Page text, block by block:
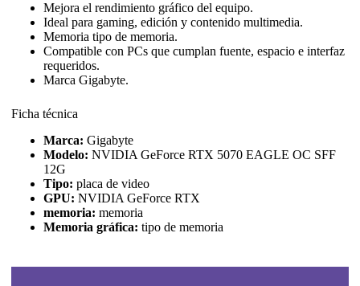
Mejora el rendimiento gráfico del equipo.
Ideal para gaming, edición y contenido multimedia.
Memoria tipo de memoria.
Compatible con PCs que cumplan fuente, espacio e interfaz
requeridos.
Marca Gigabyte.
Ficha técnica
Marca: Gigabyte
Modelo: NVIDIA GeForce RTX 5070 EAGLE OC SFF
12G
Tipo: placa de video
GPU: NVIDIA GeForce RTX
memoria: memoria
Memoria gráfica: tipo de memoria